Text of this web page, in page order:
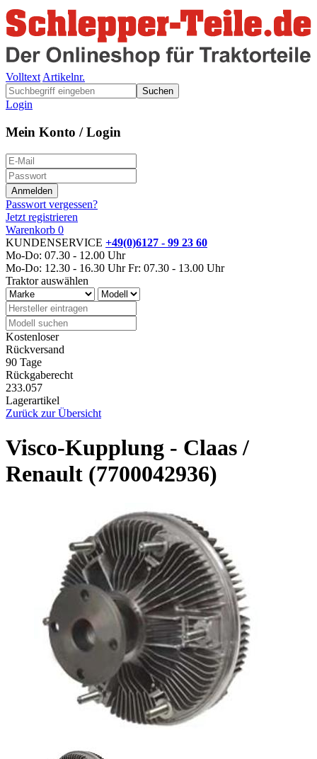
Volltext Artikelnr.
Suchen
Login
Mein Konto / Login
Passwort vergessen?
Jetzt registrieren
Warenkorb 0
KUNDENSERVICE +49(0)6127 - 99 23 60
Mo-Do: 07.30 - 12.00 Uhr
Mo-Do: 12.30 - 16.30 Uhr Fr: 07.30 - 13.00 Uhr
Traktor auswählen
Kostenloser
Rückversand
90 Tage
Rückgaberecht
233.057
Lagerartikel
Zurück zur Übersicht
Visco-Kupplung - Claas /
Renault (7700042936)